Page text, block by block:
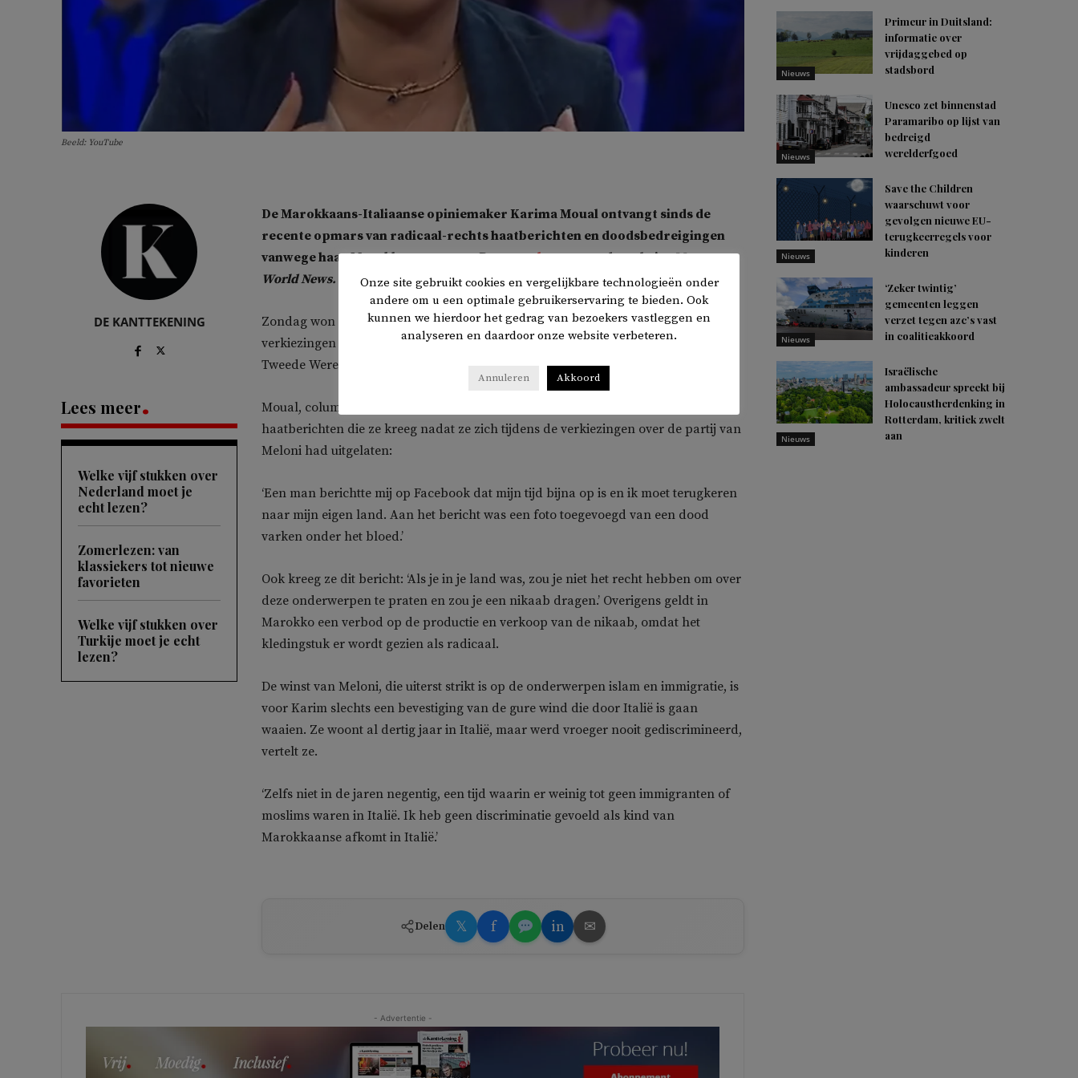
Beeld: YouTube
DE KANTTEKENING
Lees meer
Welke vijf stukken over
Nederland moet je
echt lezen?
Zomerlezen: van
klassiekers tot nieuwe
favorieten
Welke vijf stukken over
Turkije moet je echt
lezen?
De Marokkaans-Italiaanse opiniemaker Karima Moual ontvangt sinds de
recente opmars van radicaal-rechts haatberichten en doodsbedreigingen
vanwege haar Marokkaanse roots. Datverteltze tegen de websiteMorocco
World News.
Zondag won de radicaal-rechtse partij Fratelli d’Italia van Giorgia Meloni de
verkiezingen in Italië. Hierdoor krijgt Italië de meest rechtste regering sinds de
Tweede Wereldoorlog.
Moual, columnist voor Italiaanse kranten
haatberichten die ze kreeg nadat ze zich tijdens de verkiezingen over de partij van
Meloni had uitgelaten:
‘Een man berichtte mij op Facebook dat mijn tijd bijna op is en ik moet terugkeren
naar mijn eigen land. Aan het bericht was een foto toegevoegd van een dood
varken onder het bloed.’
Ook kreeg ze dit bericht: ‘Als je in je land was, zou je niet het recht hebben om over
deze onderwerpen te praten en zou je een nikaab dragen.’ Overigens geldt in
Marokko een verbod op de productie en verkoop van de nikaab, omdat het
kledingstuk er wordt gezien als radicaal.
De winst van Meloni, die uiterst strikt is op de onderwerpen islam en immigratie, is
voor Karim slechts een bevestiging van de gure wind die door Italië is gaan
waaien. Ze woont al dertig jaar in Italië, maar werd vroeger nooit gediscrimineerd,
vertelt ze.
‘Zelfs niet in de jaren negentig, een tijd waarin er weinig tot geen immigranten of
moslims waren in Italië. Ik heb geen discriminatie gevoeld als kind van
Marokkaanse afkomt in Italië.’
Delen 𝕏 f in ✉
- Advertentie -
Nieuws
Primeur in Duitsland:
informatie over
vrijdaggebed op
stadsbord
Nieuws
Unesco zet binnenstad
Paramaribo op lijst van
bedreigd
werelderfgoed
Nieuws
Save the Children
waarschuwt voor
gevolgen nieuwe EU-
terugkeerregels voor
kinderen
Nieuws
‘Zeker twintig’
gemeenten leggen
verzet tegen azc’s vast
in coalitieakkoord
Nieuws
Israëlische
ambassadeur spreekt bij
Holocaustherdenking in
Rotterdam, kritiek zwelt
aan
Onze site gebruikt cookies en vergelijkbare technologieën onder
andere om u een optimale gebruikerservaring te bieden. Ook
kunnen we hierdoor het gedrag van bezoekers vastleggen en
analyseren en daardoor onze website verbeteren.
Annuleren Akkoord